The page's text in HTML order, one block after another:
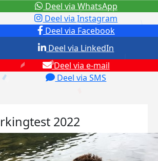
Deel via Facebook
Deel via Instagram
Deel via e-mail
Deel via SMS
Deel via LinkedIn
Deel via WhatsApp
2022